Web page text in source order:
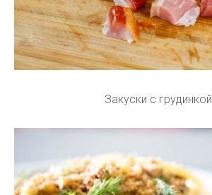
Закуски с грудинкой